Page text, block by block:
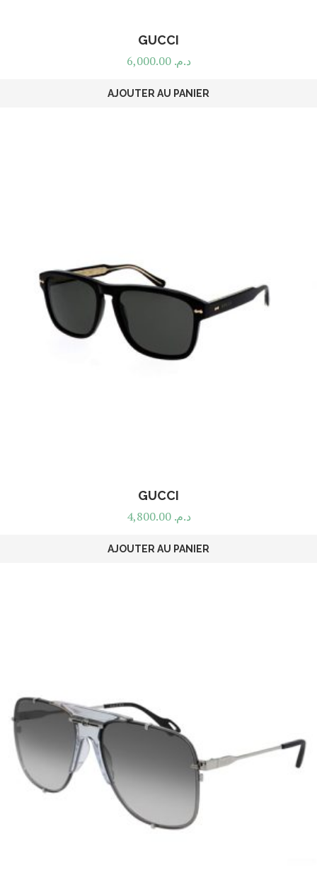
GUCCI
د.م. 6,000.00
AJOUTER AU PANIER
GUCCI
د.م. 4,800.00
AJOUTER AU PANIER